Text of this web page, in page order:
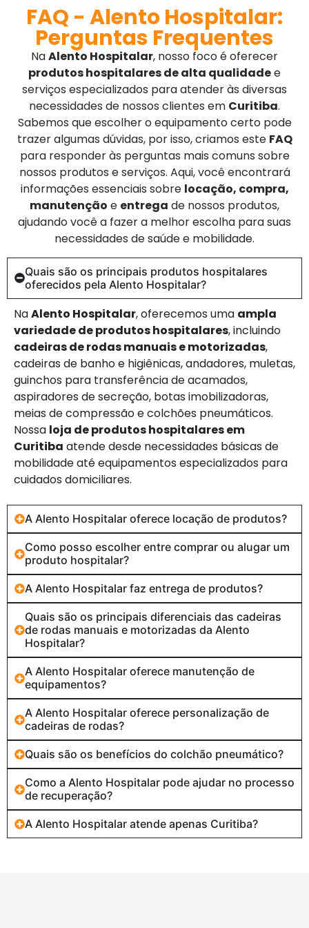
FAQ - Alento Hospitalar:
Perguntas Frequentes
NaAlento Hospitalar, nosso foco é oferecer
produtos hospitalares de alta qualidadee
serviços especializados para atender às diversas
necessidades de nossos clientes em Curitiba.
Sabemos que escolher o equipamento certo pode
trazer algumas dúvidas, por isso, criamos este FAQ
para responder às perguntas mais comuns sobre
nossos produtos e serviços. Aqui, você encontrará
informações essenciais sobre locação, compra,
manutenção e entrega de nossos produtos,
ajudando você a fazer a melhor escolha para suas
necessidades de saúde e mobilidade.
Quais são os principais produtos hospitalares
oferecidos pela Alento Hospitalar?
NaAlento Hospitalar, oferecemos uma ampla
variedade de produtos hospitalares, incluindo
cadeiras de rodas manuais e motorizadas,
cadeiras de banho e higiênicas, andadores, muletas,
guinchos para transferência de acamados,
aspiradores de secreção, botas imobilizadoras,
meias de compressão e colchões pneumáticos.
Nossa loja de produtos hospitalares em
Curitiba atende desde necessidades básicas de
mobilidade até equipamentos especializados para
cuidados domiciliares.
A Alento Hospitalar oferece locação de produtos?
Como posso escolher entre comprar ou alugar um
produto hospitalar?
A Alento Hospitalar faz entrega de produtos?
Quais são os principais diferenciais das cadeiras
de rodas manuais e motorizadas da Alento
Hospitalar?
A Alento Hospitalar oferece manutenção de
equipamentos?
A Alento Hospitalar oferece personalização de
cadeiras de rodas?
Quais são os benefícios do colchão pneumático?
Como a Alento Hospitalar pode ajudar no processo
de recuperação?
A Alento Hospitalar atende apenas Curitiba?